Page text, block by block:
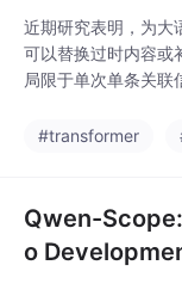
近期研究表明，为大
可以替换过时内容或
局限于单次单条关联
（60 亿参数）、
#transformer
Qwen-
o